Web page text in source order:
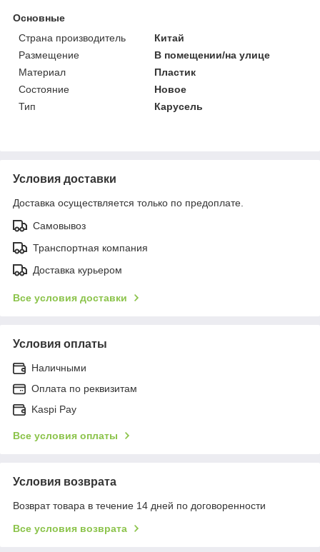
Основные
Страна производитель
Китай
Размещение
В помещении/на улице
Материал
Пластик
Состояние
Новое
Тип
Карусель
Условия доставки
Доставка осуществляется только по предоплате.
Самовывоз
Транспортная компания
Доставка курьером
Все условия доставки
Условия оплаты
Наличными
Оплата по реквизитам
Kaspi Pay
Все условия оплаты
Условия возврата
Возврат товара в течение 14 дней по договоренности
Все условия возврата